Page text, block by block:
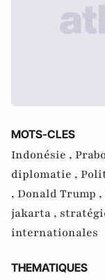
MOTS-CLES
Indonésie ,
diplomatie ,
, Donald Trump ,
jakarta ,
internationales
THEMATIQUES